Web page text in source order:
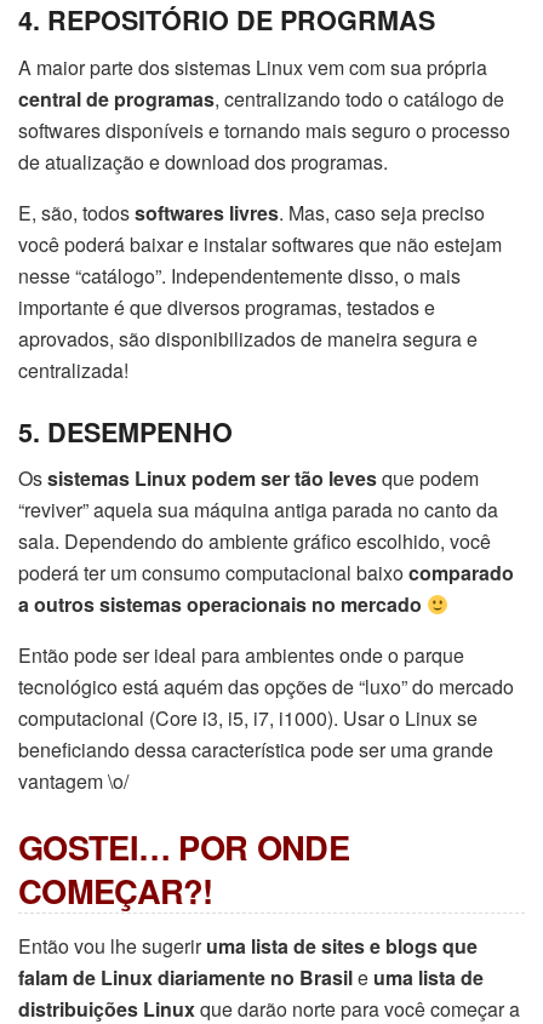
4. REPOSITÓRIO DE PROGRMAS
A maior parte dos sistemas Linux vem com sua própria
central de programas, centralizando todo o catálogo de
softwares disponíveis e tornando mais seguro o processo
de atualização e download dos programas.
E, são, todossoftwares livres. Mas, caso seja preciso
você poderá baixar e instalar softwares que não estejam
nesse “catálogo”. Independentemente disso, o mais
importante é que diversos programas, testados e
aprovados, são disponibilizados de maneira segura e
centralizada!
5. DESEMPENHO
Ossistemas Linux podem ser tão levesque podem
“reviver” aquela sua máquina antiga parada no canto da
sala. Dependendo do ambiente gráfico escolhido, você
poderá ter um consumo computacional baixocomparado
a outros sistemas operacionais no mercado
Então pode ser ideal para ambientes onde o parque
tecnológico está aquém das opções de “luxo” do mercado
computacional (Core i3, i5, i7, i1000). Usar o Linux se
beneficiando dessa característica pode ser uma grande
vantagem \o/
GOSTEI… POR ONDE
COMEÇAR?!
Então vou lhe sugeriruma lista de sites e blogs que
falam de Linux diariamente no Brasile uma lista de
distribuições Linuxque darão norte para você começar a